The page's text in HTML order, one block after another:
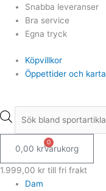
Hoppa
innehåll
Snabba leveranser
Bra service
Egna tryck
Köpvillkor
Öppettider och karta
Products
search
0,00 kr
0
Varukorg
1.999,00 kr till fri frakt
Dam
Products
search